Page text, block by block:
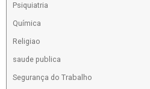
Psiquiatria
Química
Religiao
saude publica
Segurança do Trabalho